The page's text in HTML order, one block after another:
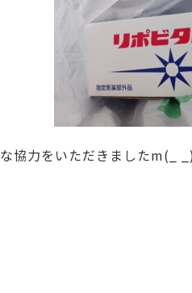
協力をいただきましたm(_